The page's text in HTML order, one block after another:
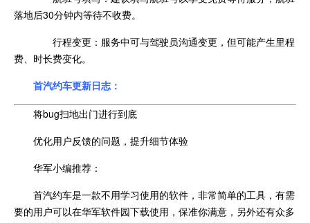
落地后30分钟内等待不收费。
行程变更：服务中可与驾驶员沟通变更，但可能产生里程
费、时长费变化。
首汽约车更新日志：
将bug扫地出门进行到底
优化用户反馈的问题，提升细节体验
华军小编推荐：
首汽约车是一款不用学习使用的软件，非常简单的工具，有需
要的用户可以在华军软件园下载使用，保准你满意，另外还有众多